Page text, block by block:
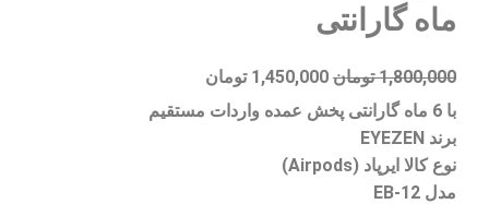
ماه گارانتی
1,800,000 تومان 1,450,000 تومان
با 6 ماه گارانتی پخش عمده واردات مستقیم
برند EYEZEN
نوع کالا ایرپاد (Airpods)
مدل EB-12